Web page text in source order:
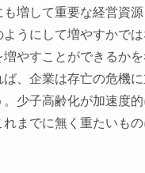
も増して重要な経営資
うにして増やすかで
やすことができるか
、企業は存亡の危機に
。少子高齢化が加速度
れまでに無く重たいも